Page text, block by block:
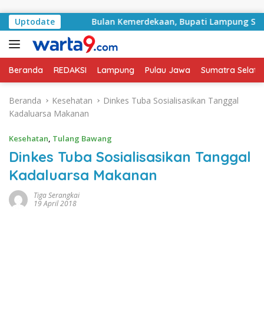
Uptodate
Bulan Kemerdekaan, Bupati Lampung Selatan
Beranda REDAKSI Lampung Pulau Jawa Sumatra
Beranda Kesehatan
Dinkes Tuba Sosialisasikan Tanggal
Kadaluarsa Makanan
Kesehatan, Tulang Bawang
Dinkes Tuba Sosialisasikan Tanggal
Kadaluarsa Makanan
Tiga Serangkai
19 April 2018